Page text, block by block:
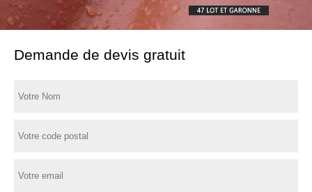
Demande de devis gratuit